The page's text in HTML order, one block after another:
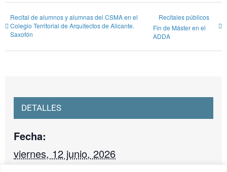
Recital de alumnos y alumnas del CSMA en el
Colegio Territorial de Arquitectos de Alicante.
Saxofón
Recitales públicos
Fin de Máster en el
ADDA
DETALLES
Fecha:
viernes, 12 junio, 2026